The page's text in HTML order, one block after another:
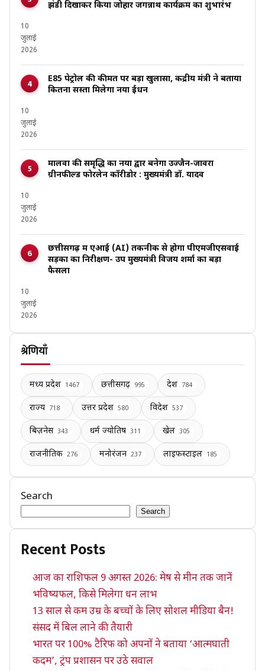
झंडी दिखाकर किया जोहार जगन्नाथ कार्यक्रम का शुभारंभ
10
जुलाई
2026
E85 पेट्रोल की कीमत पर बड़ा खुलासा, केंद्रीय मंत्री ने बताया
कितना सस्ता मिलेगा नया ईंधन
10
जुलाई
2026
मालवा की समृद्धि का नया द्वार बनेगा उज्जैन-जावरा
ग्रीनफील्ड फोरलेन कॉरीडोर : मुख्यमंत्री डॉ. यादव
10
जुलाई
2026
छत्तीसगढ़ में एआई (AI) तकनीक से होगा पीएमजीएसवाई
सड़कों का निरीक्षण- उप मुख्यमंत्री विजय शर्मा का बड़ा
फैसला
10
जुलाई
2026
श्रेणियाँ
मध्य प्रदेश 1467 छत्तीसगढ़ 995 देश 784
राज्य 718 उत्तर प्रदेश 580 विदेश 537
बिज़नेस 343 धर्म ज्योतिष 311 खेल 305
राजनीतिक 276 मनोरंजन 237 लाइफस्टाइल 185
Search
Search
Recent Posts
आज का राशिफल 9 अगस्त 2026: मेष से मीन तक जानें
भविष्यफल, किसे मिलेगा धन लाभ
13 साल से कम उम्र के बच्चों के लिए सोशल मीडिया बैन!
संसद में बिल लाने की तैयारी
भारत पर 100% टैरिफ को अपनों ने बताया ‘आत्मघाती
कदम’, ट्रंप प्रशासन पर उठे सवाल